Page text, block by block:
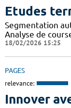
Etudes
Segmentation
Analyse de
18/02/2026 15:25
PAGES
relevance:
Innover